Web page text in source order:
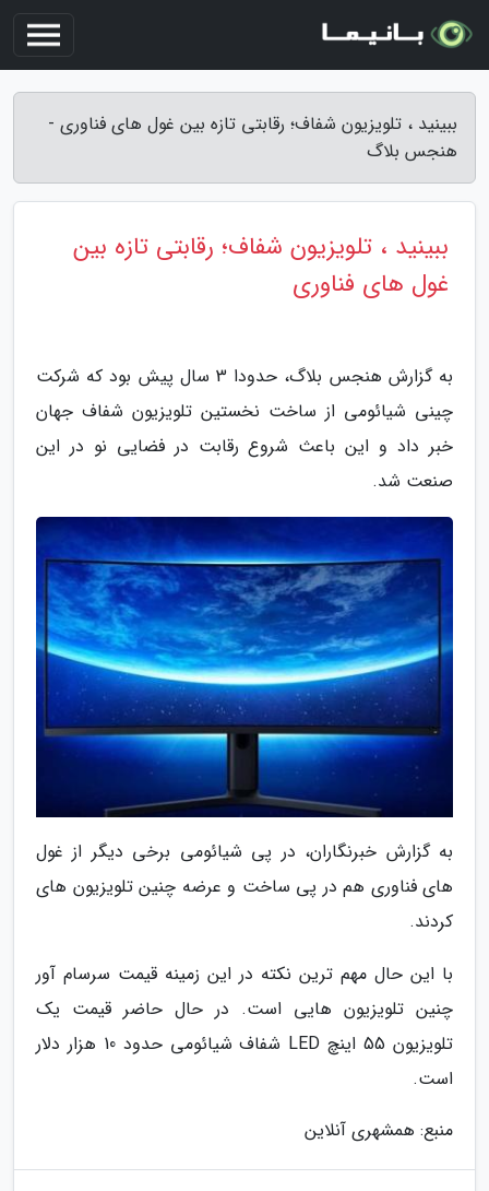
ببینید ، تلویزیون شفاف؛ رقابتی تازه بین غول های فناوری -
هنجس بلاگ
ببینید ، تلویزیون شفاف؛ رقابتی تازه بین
غول های فناوری
به گزارش هنجس بلاگ، حدودا 3 سال پیش بود که شرکت
چینی شیائومی از ساخت نخستین تلویزیون شفاف جهان
خبر داد و این باعث شروع رقابت در فضایی نو در این
صنعت شد.
به گزارش خبرنگاران، در پی شیائومی برخی دیگر از غول
های فناوری هم در پی ساخت و عرضه چنین تلویزیون های
کردند.
با این حال مهم ترین نکته در این زمینه قیمت سرسام آور
چنین تلویزیون هایی است. در حال حاضر قیمت یک
تلویزیون 55 اینچ LED شفاف شیائومی حدود 10 هزار دلار
است.
منبع: همشهری آنلاین